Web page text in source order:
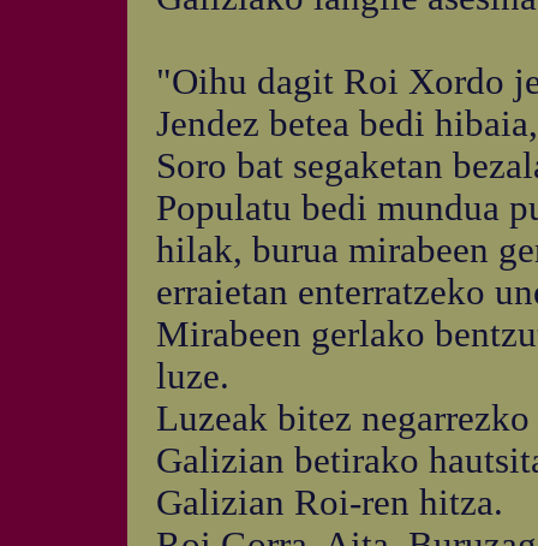
"Oihu dagit Roi Xordo
Jendez betea bedi
Soro bat segaketan
Populatu bedi mundua
hilak, burua mirabeen
erraietan enterratzeko
Mirabeen gerlako
luze.
Luzeak bitez
Galizian betirako
Galizian Roi-ren hitza.